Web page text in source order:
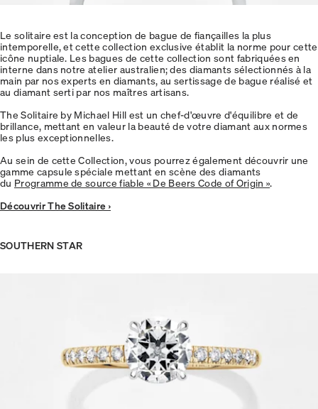
Le solitaire est la conception de bague de fiançailles la plus
intemporelle, et cette collection exclusive établit la norme pour cette
icône nuptiale. Les bagues de cette collection sont fabriquées en
interne dans notre atelier australien; des diamants sélectionnés à la
main par nos experts en diamants, au sertissage de bague réalisé et
au diamant serti par nos maîtres artisans.
The Solitaire by Michael Hill est un chef-d'œuvre d'équilibre et de
brillance, mettant en valeur la beauté de votre diamant aux normes
les plus exceptionnelles.
Au sein de cette Collection, vous pourrez également découvrir une
gamme capsule spéciale mettant en scène des diamants
du Programme de source fiable « De Beers Code of Origin ».
Découvrir The Solitaire ›
SOUTHERN STAR